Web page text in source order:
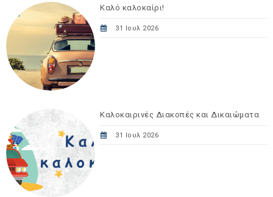
Καλό καλοκαίρι!
31 Ιουλ 2026
Καλοκαιρινές Διακοπές και Δικαιώματα
31 Ιουλ 2026